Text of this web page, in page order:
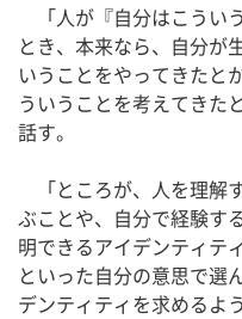
「人が『自分はこうい
とき、本来なら、自分が
いうことをやってきたと
ういうことを考えてきた
話す。
「ところが、人を理解
ぶことや、自分で経験す
明できるアイデンティテ
といった自分の意思で選
デンティティを求めるよ